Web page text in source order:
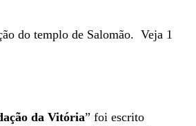
do templo de Salomão. Veja 1
da Vitória” foi escrito